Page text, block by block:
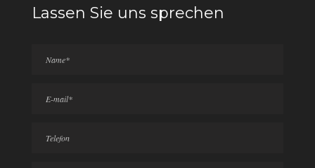
Lassen Sie uns sprechen